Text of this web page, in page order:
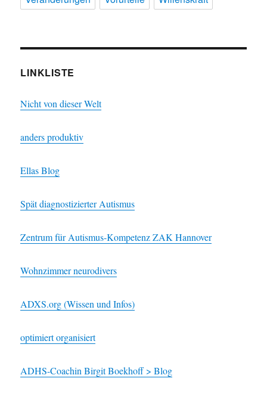
LINKLISTE
Nicht von dieser Welt
anders produktiv
Ellas Blog
Spät diagnostizierter Autismus
Zentrum für Autismus-Kompetenz ZAK Hannover
Wohnzimmer neurodivers
ADXS.org (Wissen und Infos)
optimiert organisiert
ADHS-Coachin Birgit Boekhoff > Blog